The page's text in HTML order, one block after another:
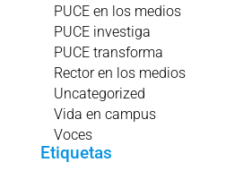
PUCE en los medios
PUCE investiga
PUCE transforma
Rector en los medios
Uncategorized
Vida en campus
Voces
Etiquetas